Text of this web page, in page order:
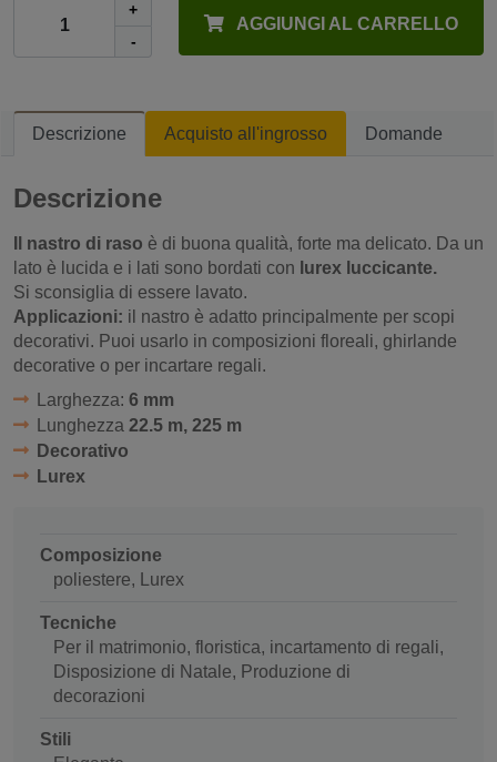
+
-
AGGIUNGI AL CARRELLO
Descrizione Acquisto all'ingrosso Domande
Descrizione
Il nastro di raso è di buona qualità, forte ma delicato. Da un
lato è lucida e i lati sono bordati con lurex luccicante.
Si sconsiglia di essere lavato.
Applicazioni: il nastro è adatto principalmente per scopi
decorativi. Puoi usarlo in composizioni floreali, ghirlande
decorative o per incartare regali.
Larghezza: 6 mm
Lunghezza 22.5 m, 225 m
Decorativo
Lurex
Composizione
poliestere, Lurex
Tecniche
Per il matrimonio, floristica, incartamento di regali,
Disposizione di Natale, Produzione di
decorazioni
Stili